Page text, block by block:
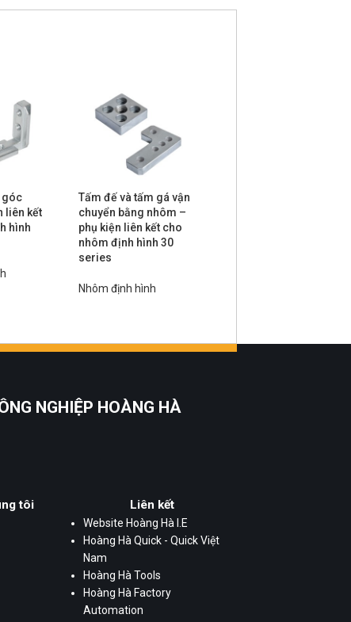
góc
liên kết
hình
Tấm đế và tấm gá vận
chuyển bằng nhôm –
phụ kiện liên kết cho
nhôm định hình 30
series
Nhôm định hình
NGHIỆP HOÀNG HÀ
tôi Liên kết
Website Hoàng Hà I.E
Hoàng Hà Quick - Quick Việt
Nam
Hoàng Hà Tools
Hoàng Hà Factory
Automation